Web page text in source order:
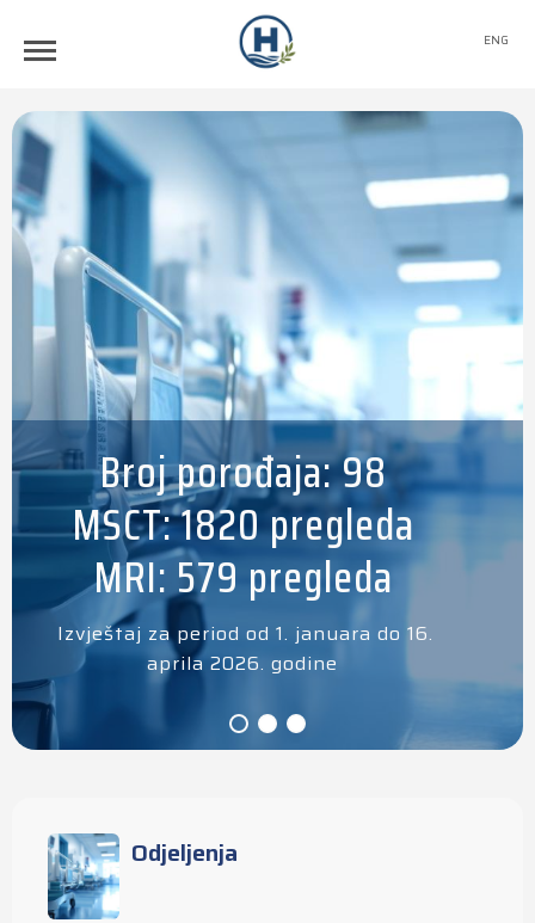
ENG
Broj porođaja: 98
MSCT: 1820 pregleda
MRI: 579 pregleda
Izvještaj za period od 1. januara do 16.
aprila 2026. godine
Odjeljenja